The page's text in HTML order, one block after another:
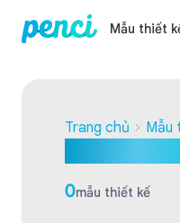
Mẫu thiết
Trang chủ Mẫu
0mẫu thiết kế